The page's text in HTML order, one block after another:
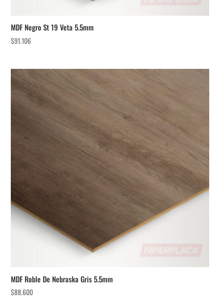
MDF Negro St 19 Veta 5.5mm
$91.106
MDF Roble De Nebraska Gris 5.5mm
$88.600